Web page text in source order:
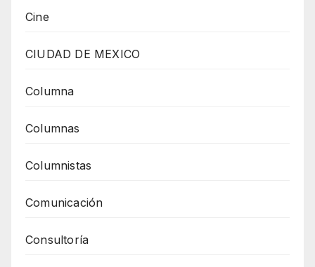
Cine
CIUDAD DE MEXICO
Columna
Columnas
Columnistas
Comunicación
Consultoría